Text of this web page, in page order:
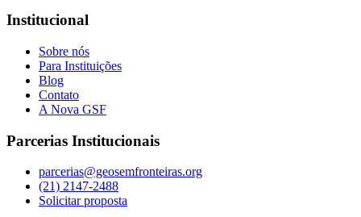
Institucional
Sobre nós
Para Instituições
Blog
Contato
A Nova GSF
Parcerias Institucionais
parcerias@geosemfronteiras.org
(21) 2147-2488
Solicitar proposta